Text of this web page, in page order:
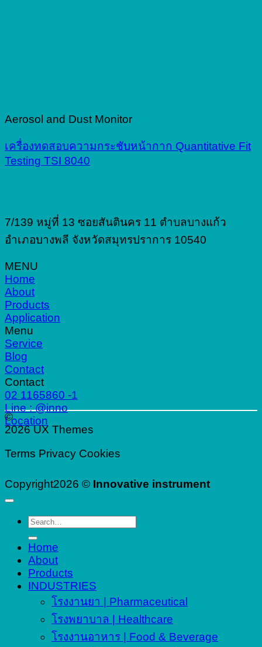
Aerosol and Dust Monitor
เครื่องทดสอบความกระชับหน้ากาก Quantitative Fit
Testing TSI 8040
7/139 หมู่ที่ 13 ซอยสันตินคร 11 ตำบลบางแก้ว
อำเภอบางพลี จังหวัดสมุทรปราการ 10540
MENU
Home
About
Products
Application
Menu
Service
Blog
Contact
Contact
02 1165860 -1
Line : @inno
Location
©
2026 UX Themes
Terms Privacy Cookies
Copyright2026 © Innovative instrument
Search
Home
About
Products
INDUSTRIES
โรงงานยา | Pharmaceutical
โรงพยาบาล | Healthcare
โรงงานอาหาร | Food & Beverage